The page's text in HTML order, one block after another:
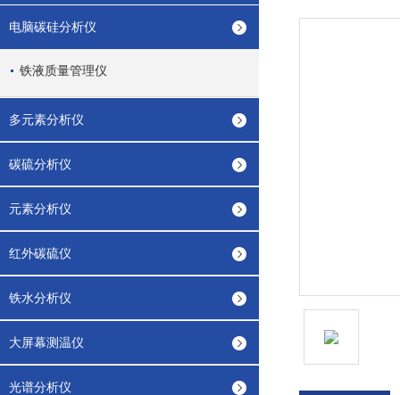
电脑碳硅分析仪
铁液质量管理仪
多元素分析仪
碳硫分析仪
元素分析仪
红外碳硫仪
铁水分析仪
大屏幕测温仪
光谱分析仪